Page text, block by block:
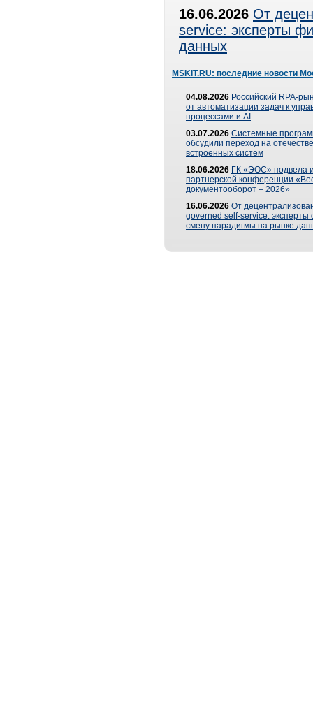
16.06.2026 От
service: эксперты
данных
MSKIT.RU: последние новости
04.08.2026 Российский RPA-
от автоматизации задач к
процессами и AI
03.07.2026 Системные
обсудили переход на
встроенных систем
18.06.2026 ГК «ЭОС» подвела
партнерской конференции
документооборот – 2026»
16.06.2026 От
governed self-service: эксперты
смену парадигмы на рынке